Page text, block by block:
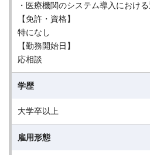
・医療機関のシステム導入におけ
【免許・資格】
特になし
【勤務開始日】
応相談
学歴
大学卒以上
雇用形態